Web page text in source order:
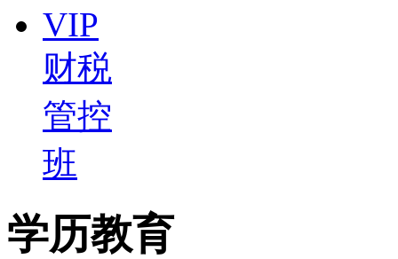
VIP
财税
管控
班
学历教育